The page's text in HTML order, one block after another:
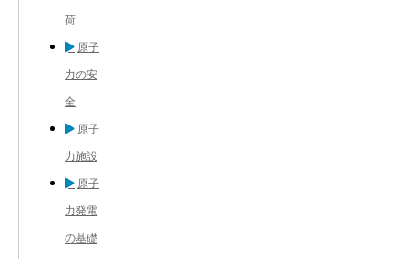
荷
原子
力の安
全
原子
力施設
原子
力発電
の基礎